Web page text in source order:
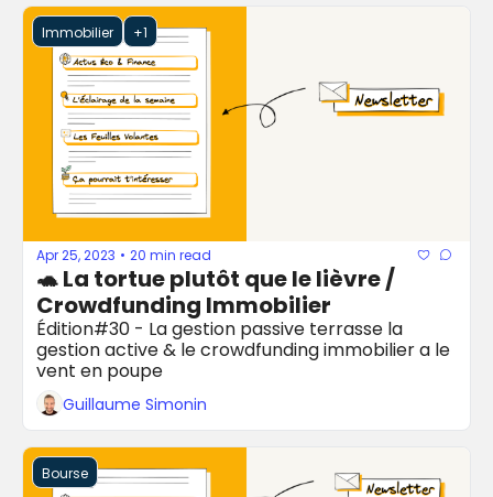
Immobilier +1
Apr 25, 2023 • 20 min read
🐢 La tortue plutôt que le lièvre /
Édition#30 - La gestion passive terrasse la
gestion active & le crowdfunding immobilier a le
vent en poupe
Guillaume Simonin
Bourse